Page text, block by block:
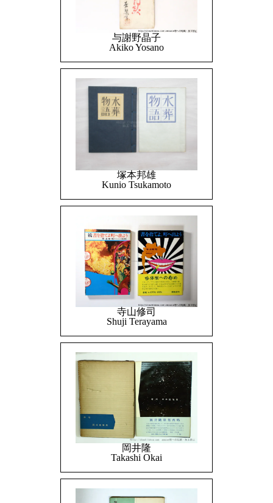
与謝野晶子
Akiko Yosano
塚本邦雄
Kunio Tsukamoto
寺山修司
Shuji Terayama
岡井隆
Takashi Okai